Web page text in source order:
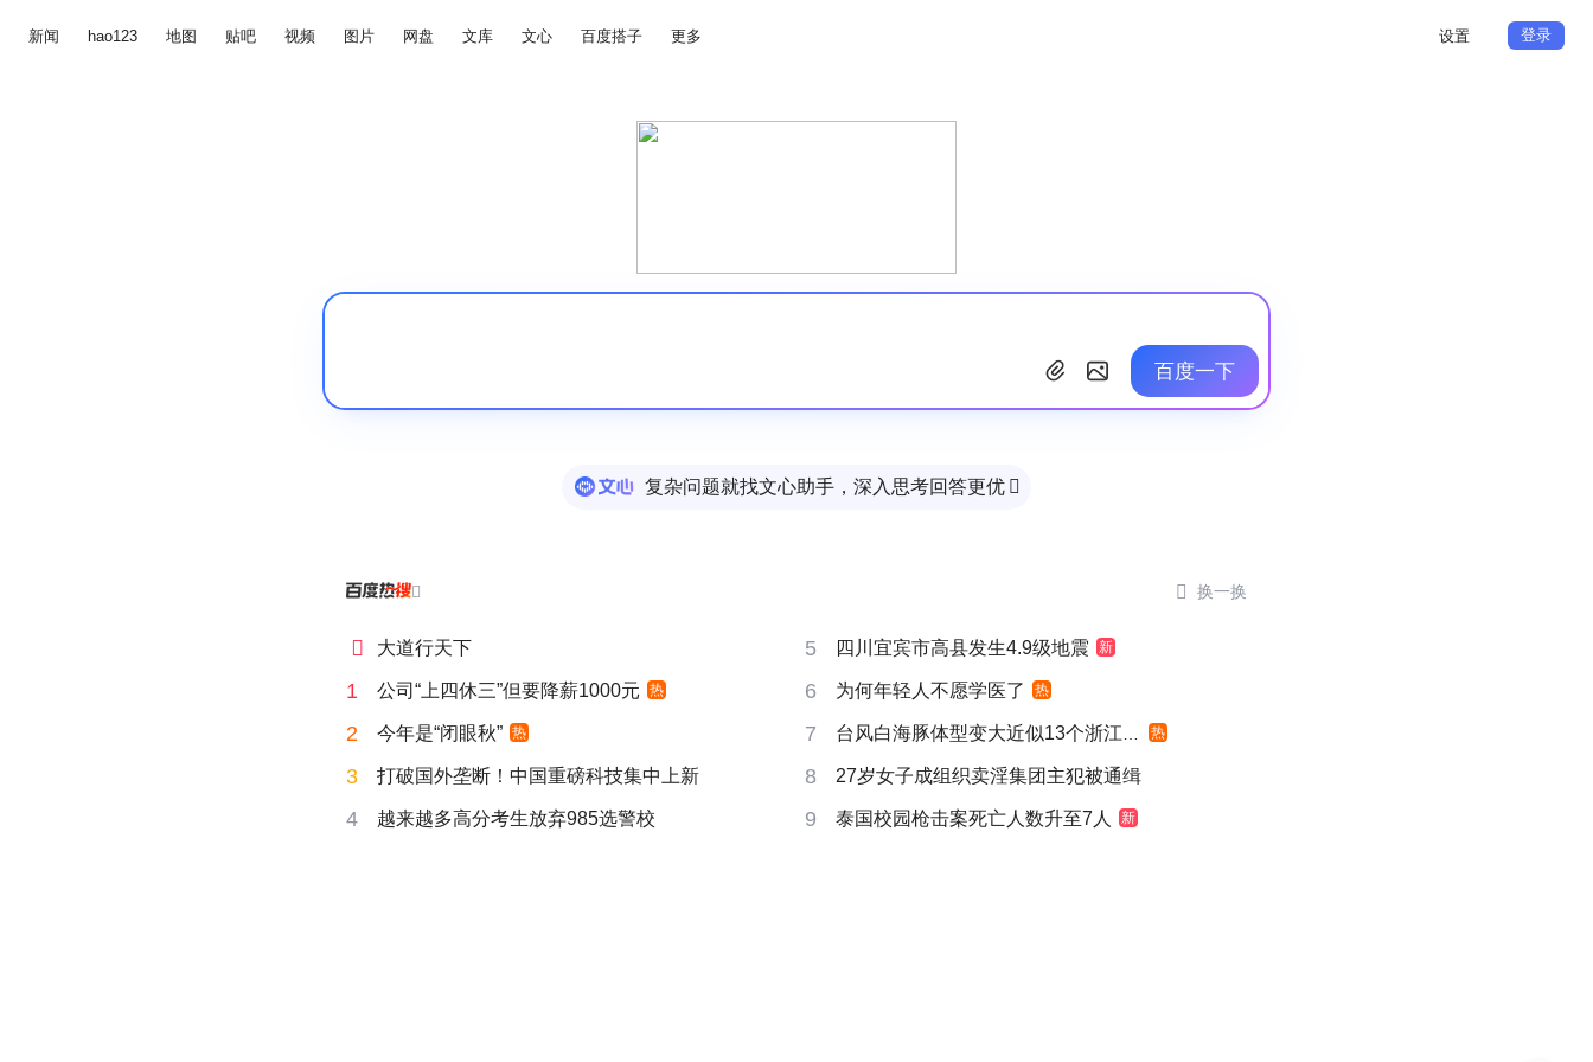
新闻 hao123 地图 贴吧 视频 图片 网盘 文库 文心 百度搭子 更多 设置 登录
百度一下
复杂问题就找文心助手，深入思考回答更优 
  换一换
 大道行天下 5 四川宜宾市高县发生4.9级地震 新
1 公司“上四休三”但要降薪1000元 热 6 为何年轻人不愿学医了 热
2 今年是“闭眼秋” 热 7 台风白海豚体型变大近似13个浙江面积 热
3 打破国外垄断！中国重磅科技集中上新 8 27岁女子成组织卖淫集团主犯被通缉
4 越来越多高分考生放弃985选警校 9 泰国校园枪击案死亡人数升至7人 新